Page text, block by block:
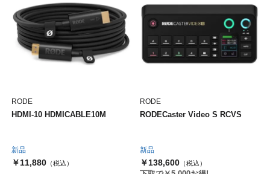
新品
RODE
HDMI-10 HDMICABLE10M
￥11,880 （税込）
新品
RODE
RODECaster Video S RCVS
￥138,600（税込）